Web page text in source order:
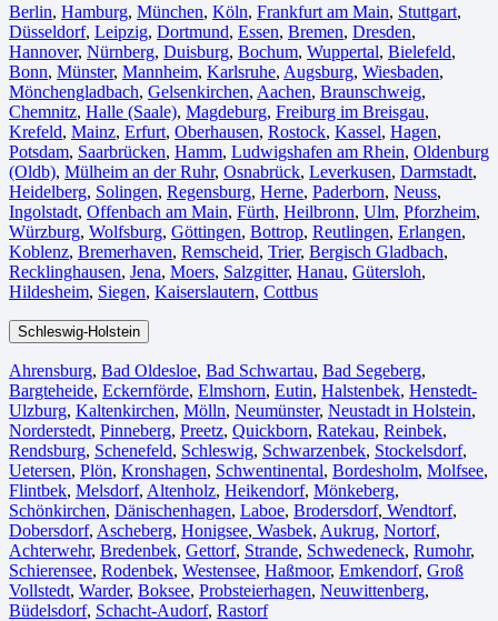
Berlin⁠, Hamburg, München, Köln⁠, Frankfurt am Main, Stuttgart,
Düsseldorf, Leipzig, Dortmund, Essen, Bremen, Dresden,
Hannover, Nürnberg, Duisburg⁠, Bochum, Wuppertal⁠, Bielefeld⁠,
Bonn⁠, Münster⁠, Mannheim, Karlsruhe, Augsburg, Wiesbaden⁠,
Mönchengladbach⁠, Gelsenkirchen⁠, Aachen⁠, Braunschweig,
Chemnitz⁠, Halle (Saale)⁠, Magdeburg, Freiburg im Breisgau⁠,
Krefeld⁠, Mainz⁠, Erfurt, Oberhausen⁠, Rostock⁠, Kassel⁠, Hagen,
Potsdam, Saarbrücken⁠, Hamm, Ludwigshafen am Rhein⁠, Oldenburg
(Oldb), Mülheim an der Ruhr, Osnabrück⁠, Leverkusen, Darmstadt⁠,
Heidelberg, Solingen, Regensburg, Herne⁠, Paderborn, Neuss,
Ingolstadt, Offenbach am Main, Fürth⁠, Heilbronn, Ulm⁠, Pforzheim,
Würzburg, Wolfsburg⁠, Göttingen, Bottrop, Reutlingen, Erlangen⁠,
Koblenz, Bremerhaven⁠, Remscheid, Trier⁠, Bergisch Gladbach,
Recklinghausen, Jena⁠, Moers⁠, Salzgitter⁠, Hanau, Gütersloh,
Hildesheim⁠, Siegen⁠, Kaiserslautern⁠, Cottbus⁠
Schleswig-Holstein
Ahrensburg, Bad Oldesloe, Bad Schwartau, Bad Segeberg,
Bargteheide, Eckernförde, Elmshorn, Eutin, Halstenbek, Henstedt-
Ulzburg, Kaltenkirchen, Mölln, Neumünster, Neustadt in Holstein,
Norderstedt, Pinneberg, Preetz, Quickborn, Ratekau, Reinbek,
Rendsburg, Schenefeld, Schleswig, Schwarzenbek, Stockelsdorf,
Uetersen, Plön, Kronshagen, Schwentinental, Bordesholm, Molfsee,
Flintbek, Melsdorf, Altenholz, Heikendorf, Mönkeberg,
Schönkirchen, Dänischenhagen, Laboe, Brodersdorf, Wendtorf,
Dobersdorf, Ascheberg, Honigsee, Wasbek, Aukrug, Nortorf,
Achterwehr, Bredenbek, Gettorf, Strande, Schwedeneck, Rumohr,
Schierensee, Rodenbek, Westensee, Haßmoor, Emkendorf, Groß
Vollstedt, Warder, Boksee, Probsteierhagen, Neuwittenberg,
Büdelsdorf, Schacht-Audorf, Rastorf